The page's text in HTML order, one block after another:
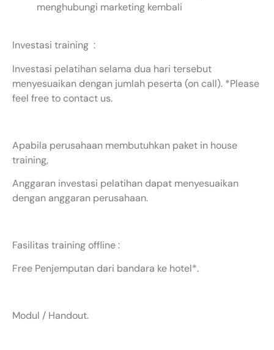
menghubungi marketing kembali
Investasi training :
Investasi pelatihan selama dua hari tersebut
menyesuaikan dengan jumlah peserta (on call). *Please
feel free to contact us.
Apabila perusahaan membutuhkan paket in house
training,
Anggaran investasi pelatihan dapat menyesuaikan
dengan anggaran perusahaan.
Fasilitas training offline :
Free Penjemputan dari bandara ke hotel*.
Modul / Handout.